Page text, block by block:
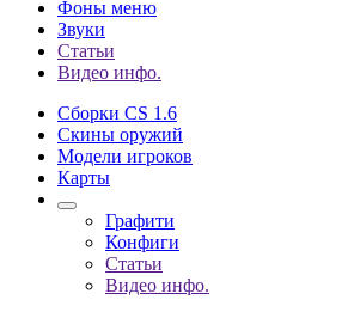
Фоны меню
Звуки
Статьи
Видео инфо.
Сборки CS 1.6
Скины оружий
Модели игроков
Карты
Графити
Конфиги
Статьи
Видео инфо.